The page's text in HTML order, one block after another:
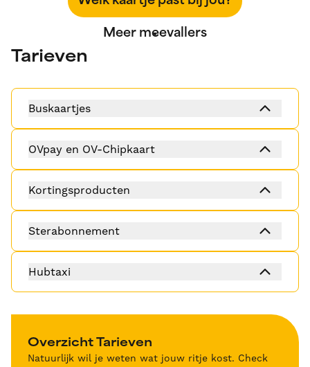
Meer meevallers
Tarieven
Buskaartjes
OVpay en OV-Chipkaart
Kortingsproducten
Sterabonnement
Hubtaxi
Overzicht Tarieven
Natuurlijk wil je weten wat jouw ritje kost. Check